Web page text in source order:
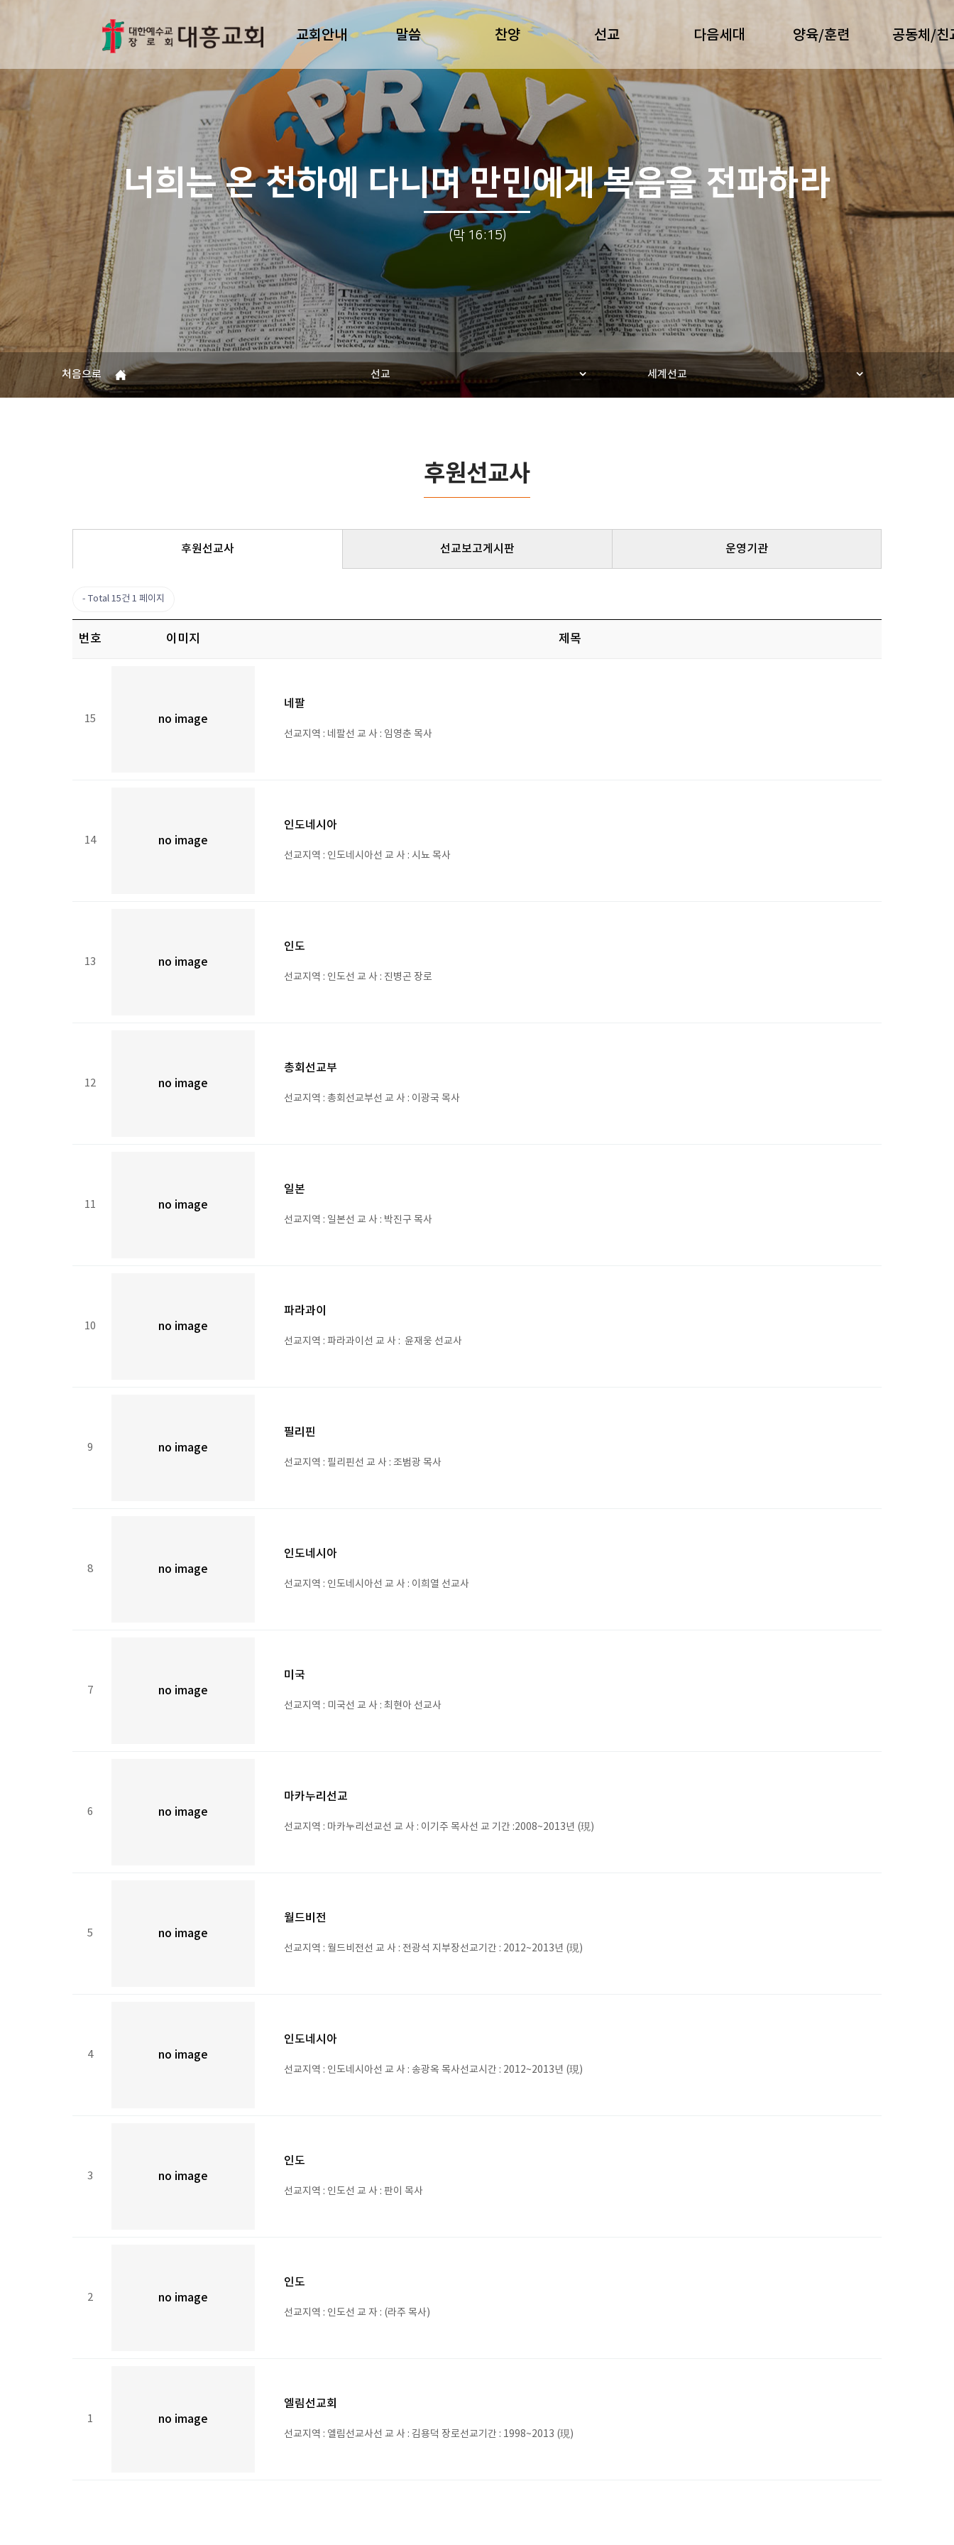
교회안내 말씀 찬양 선교 다음세대 양육/훈련 공동체/친
너희는 온 천하에 다니며 만민에게 복음을 전파하라
(막 16:15)
처음으로 선교 세계선교
후원선교사
후원선교사 선교보고게시판 운영기관
Total 15건 1 페이지
번호 이미지 제목
15 no image
네팔
선교지역 : 네팔선 교 사 : 임영춘 목사
14 no image
인도네시아
선교지역 : 인도네시아선 교 사 : 시뇨 목사
13 no image
인도
선교지역 : 인도선 교 사 : 진병곤 장로
12 no image
총회선교부
선교지역 : 총회선교부선 교 사 : 이광국 목사
11 no image
일본
선교지역 : 일본선 교 사 : 박진구 목사
10 no image
파라과이
선교지역 : 파라과이선 교 사 : 윤재웅 선교사
9 no image
필리핀
선교지역 : 필리핀선 교 사 : 조범광 목사
8 no image
인도네시아
선교지역 : 인도네시아선 교 사 : 이희열 선교사
7 no image
미국
선교지역 : 미국선 교 사 : 최현아 선교사
6 no image
마카누리선교
선교지역 : 마카누리선교선 교 사 : 이기주 목사선 교 기간 :2008~2013년 (現)
5 no image
월드비전
선교지역 : 월드비전선 교 사 : 전광석 지부장선교기간 : 2012~2013년 (現)
4 no image
인도네시아
선교지역 : 인도네시아선 교 사 : 송광옥 목사선교시간 : 2012~2013년 (現)
3 no image
인도
선교지역 : 인도선 교 사 : 판이 목사
2 no image
인도
선교지역 : 인도선 교 자 : (라주 목사)
1 no image
엘림선교회
선교지역 : 엘림선교사선 교 사 : 김용덕 장로선교기간 : 1998~2013 (現)